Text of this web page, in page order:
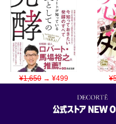
¥1,650→ ¥499